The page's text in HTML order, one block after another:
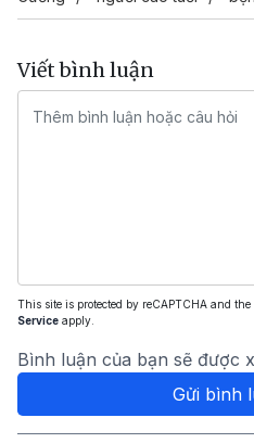
Viết bình luận
This site is protected by reCAPTCHA and the
Service apply.
Bình luận của bạn sẽ được
Gửi bình